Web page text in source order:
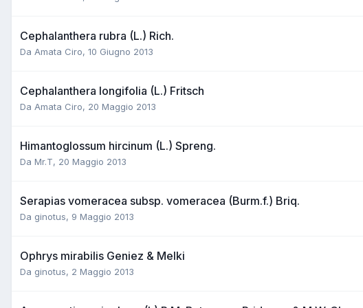
Cephalanthera rubra (L.) Rich.
Da Amata Ciro, 10 Giugno 2013
Cephalanthera longifolia (L.) Fritsch
Da Amata Ciro, 20 Maggio 2013
Himantoglossum hircinum (L.) Spreng.
Da Mr.T, 20 Maggio 2013
Serapias vomeracea subsp. vomeracea (Burm.f.) Briq.
Da ginotus, 9 Maggio 2013
Ophrys mirabilis Geniez & Melki
Da ginotus, 2 Maggio 2013